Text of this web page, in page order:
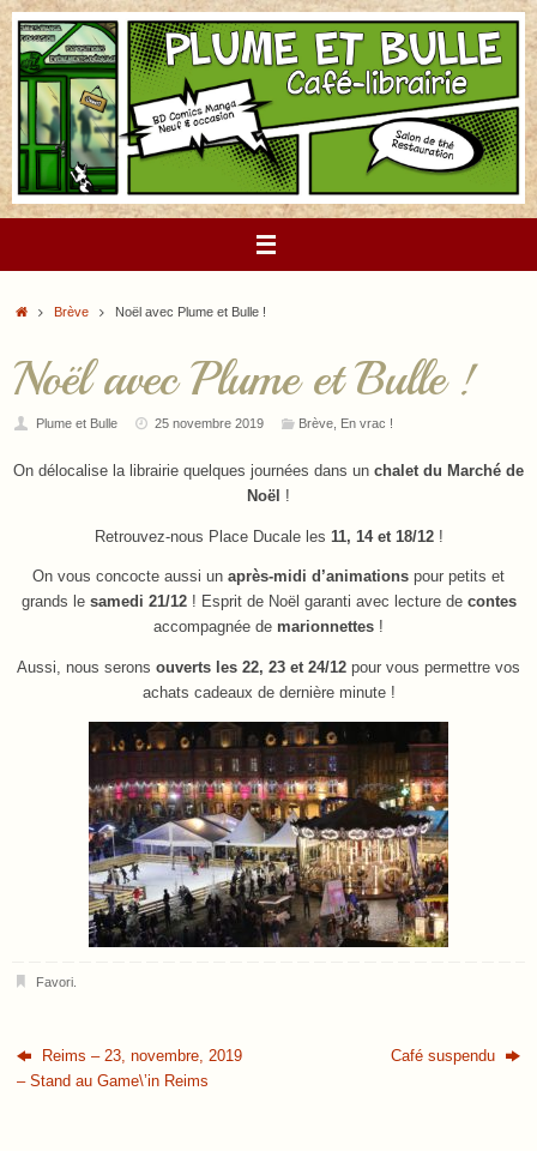
Passer
au
contenu
AccueilBrève Noël avec Plume et Bulle !
Noël avec Plume et Bulle !
Plume et Bulle 25 novembre 2019 Brève, En vrac !
On délocalise la librairie quelques journées dans un chalet du Marché de
Noël
!
Retrouvez-nous Place Ducale les 11, 14 et 18/12!
On vous concocte aussi un après-midi d’animations pour petits et
grands le samedi 21/12! Esprit de Noël garanti avec lecture de contes
accompagnée de marionnettes !
Aussi, nous serons ouverts les 22, 23 et 24/12 pour vous permettre vos
achats cadeaux de dernière minute !
Favori.
Reims – 23, novembre, 2019
– Stand au Game\’in Reims
Café suspendu